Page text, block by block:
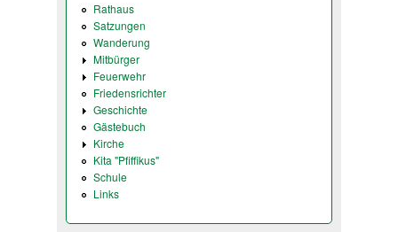
Rathaus
Satzungen
Wanderung
Mitbürger
Feuerwehr
Friedensrichter
Geschichte
Gästebuch
Kirche
Kita "Pfiffikus"
Schule
Links